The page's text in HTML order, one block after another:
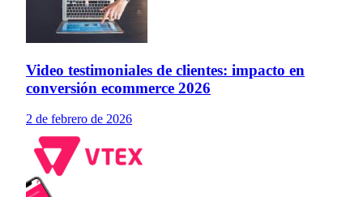
Video testimoniales de clientes: impacto en
conversión ecommerce 2026
2 de febrero de 2026